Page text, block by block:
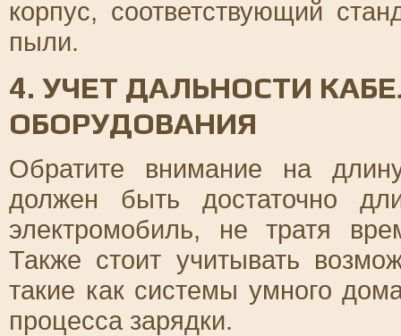
корпус, соответствующий
пыли.
4. УЧЕТ ДАЛЬНОСТИ
ОБОРУДОВАНИЯ
Обратите внимание на
должен быть достаточно
электромобиль, не тратя
Также стоит учитывать
такие как системы умного
процесса зарядки.